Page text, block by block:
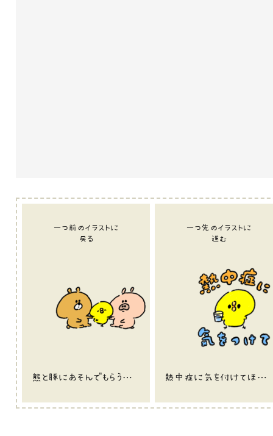
一つ前のイラストに
戻る
熊と豚にあそんでもらうひよこのイラスト
一つ先のイラストに
進む
熱中症に気を付けてほしいひよこのイラスト